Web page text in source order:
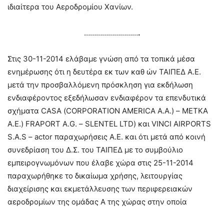
ιδιαίτερα του Αεροδρομίου Χανίων.
……………………….
Στις 30-11-2014 ελάβαμε γνώση από τα τοπικά μέσα
ενημέρωσης ότι η δευτέρα εκ των καθ ών ΤΑΙΠΕΔ Α.Ε.
μετά την προσβαλλόμενη πρόσκληση για εκδήλωση
ενδιαφέροντος εξεδήλωσαν ενδιαφέρον τα επενδυτικά
σχήματα CASA (CORPORATION AMERICA A.A.) – ΜΕΤΚΑ
Α.Ε.) FRAPORT A.G. – SLENTEL LTD) και VINCI AIRPORTS
S.A.S – actor παραχωρήσεις Α.Ε. και ότι μετά από κοινή
συνεδρίαση του Δ.Σ. του ΤΑΙΠΕΔ με το συμβούλιο
εμπειρογνωμόνων που έλαβε χώρα στις 25-11-2014
παραχωρήθηκε το δικαίωμα χρήσης, λειτουργίας
διαχείρισης και εκμετάλλευσης των περιφερειακών
αεροδρομίων της ομάδας Α της χώρας στην οποία